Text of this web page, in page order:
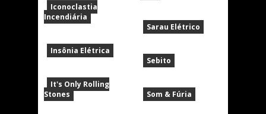
Iconoclastia
Incendiária
Insônia Elétrica
It's Only Rolling
Stones
Sarau Elétrico
Sebito
Som & Fúria